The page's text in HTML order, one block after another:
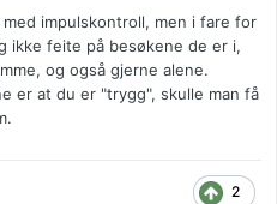
impulskontroll, men i fare for
ikke feite på besøkene de er i,
og også gjerne alene.
er at du er "trygg", skulle man få
2